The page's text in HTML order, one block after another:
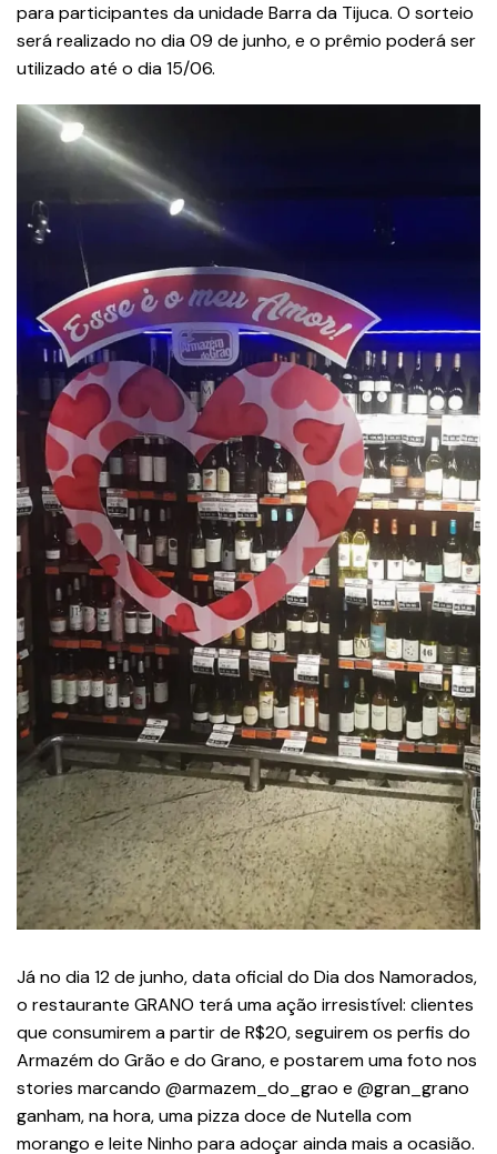
para participantes da unidade Barra da Tijuca. O sorteio
será realizado no dia 09 de junho, e o prêmio poderá ser
utilizado até o dia 15/06.
Já no dia 12 de junho, data oficial do Dia dos Namorados,
o restaurante GRANO terá uma ação irresistível: clientes
que consumirem a partir de R$20, seguirem os perfis do
Armazém do Grão e do Grano, e postarem uma foto nos
stories marcando @armazem_do_grao e @gran_grano
ganham, na hora, uma pizza doce de Nutella com
morango e leite Ninho para adoçar ainda mais a ocasião.